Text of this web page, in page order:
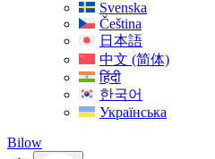
Svenska
Čeština
日本語
中文 (简体)
हिंदी
한국어
Українська
Bilow